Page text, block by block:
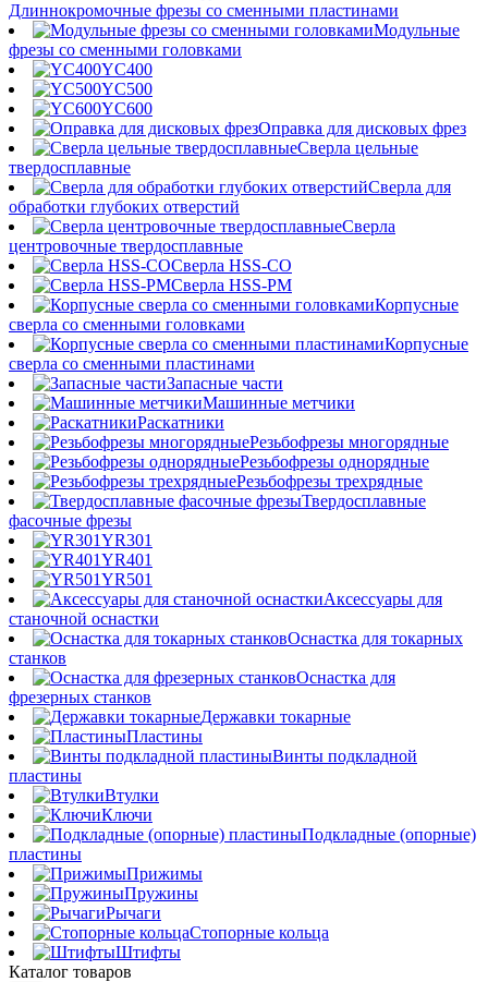
Длиннокромочные фрезы со сменными пластинами
Модульные
фрезы со сменными головками
YC400
YC500
YC600
Оправка для дисковых фрез
Сверла цельные
твердосплавные
Сверла для
обработки глубоких отверстий
Сверла
центровочные твердосплавные
Сверла HSS-CO
Сверла HSS-PM
Корпусные
сверла со сменными головками
Корпусные
сверла со сменными пластинами
Запасные части
Машинные метчики
Раскатники
Резьбофрезы многорядные
Резьбофрезы однорядные
Резьбофрезы трехрядные
Твердосплавные
фасочные фрезы
YR301
YR401
YR501
Аксессуары для
станочной оснастки
Оснастка для токарных
станков
Оснастка для
фрезерных станков
Державки токарные
Пластины
Винты подкладной
пластины
Втулки
Ключи
Подкладные (опорные)
пластины
Прижимы
Пружины
Рычаги
Стопорные кольца
Штифты
Каталог товаров